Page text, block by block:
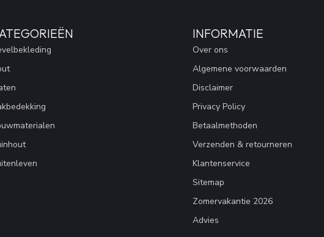
INFORMATIE
Over ons
Algemene voorwaarden
Disclaimer
Privacy Policy
Betaalmethoden
Verzenden & retourneren
Klantenservice
Sitemap
Zomervakantie 2026
Advies